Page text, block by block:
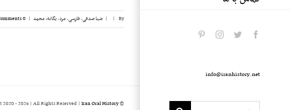
facebook
twitter
instagram
info@iranhistory.net
By
|
| ضیا صدقی,فارسی,مرد,یگانه، محمد |
0 Comments
© Copyright 2020 -
2026 | All Rights Reserved | Iran Oral History